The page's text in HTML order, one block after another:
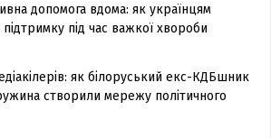
допомога вдома: як українцям
під час важкої хвороби
як білоруський екс-КДБшник
створили мережу політичного